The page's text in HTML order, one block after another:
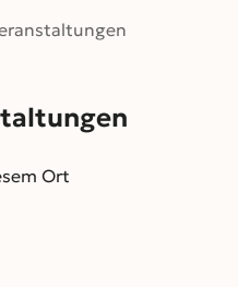
Ort